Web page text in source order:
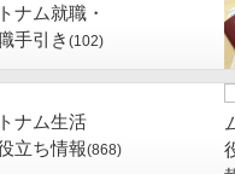
ナム就職・
手引き (102)
ナム生活
立ち情報(868)